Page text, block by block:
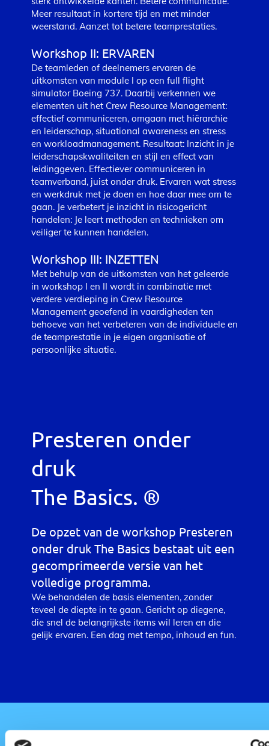
Meer resultaat in kortere tijd en met minder
weerstand. Aanzet tot betere teamprestaties.
Workshop II: ERVAREN
De teamleden of deelnemers ervaren de
uitkomsten van module I op een full flight
simulator Boeing 737. Daarbij verkennen we
elementen uit het Crew Resource Management:
effectief communiceren, omgaan met hiërarchie
en leiderschap, situational awareness en stress
en workloadmanagement. Resultaat: Inzicht in je
leiderschapskwaliteiten en stijl en effect van
leidinggeven. Effectiever communiceren in
teamverband, juist onder druk. Ervaren wat stress
en werkdruk met je doen en hoe daar mee om te
gaan. Je verbetert je inzicht in risicogericht
handelen: Je leert methoden en technieken om
veiliger te kunnen handelen.
Workshop III: INZETTEN
Met behulp van de uitkomsten van het geleerde
in workshop I en II wordt in combinatie met
verdere verdieping in Crew Resource
Management geoefend in vaardigheden ten
behoeve van het verbeteren van de individuele en
de teamprestatie in je eigen organisatie of
persoonlijke situatie.
Presteren onder
druk
The Basics. ®
De opzet van de workshop Presteren
onder druk The Basics bestaat uit een
gecomprimeerde versie van het
volledige programma.
We behandelen de basis elementen, zonder
teveel de diepte in te gaan. Gericht op diegene,
die snel de belangrijkste items wil leren en die
gelijk ervaren. Een dag met tempo, inhoud en fun.